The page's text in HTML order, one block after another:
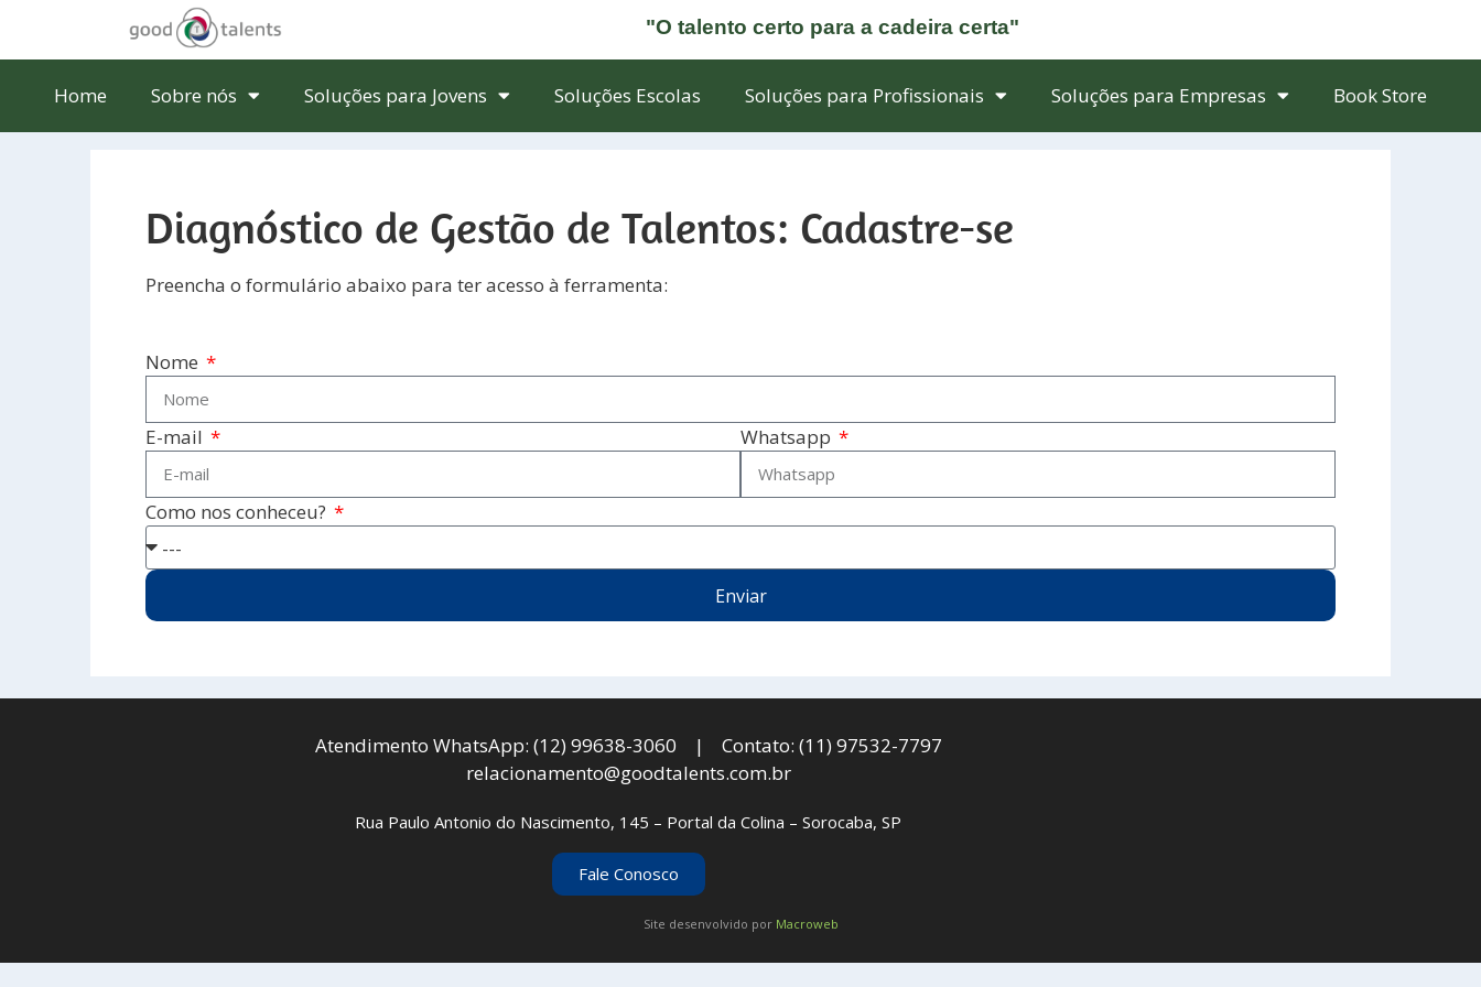
"O talento certo para a cadeira certa"
Home Sobre nós Soluções para Jovens Soluções Escolas Soluções para Profissionais Soluções para Empresas Book Store
Diagnóstico de Gestão de Talentos: Cadastre-se
Preencha o formulário abaixo para ter acesso à ferramenta:
Nome
E-mail Whatsapp
Como nos conheceu?
Enviar
Atendimento WhatsApp: (12) 99638-3060 | Contato: (11) 97532-7797
relacionamento@goodtalents.com.br
Rua Paulo Antonio do Nascimento, 145 – Portal da Colina – Sorocaba, SP
Fale Conosco
Site desenvolvido por Macroweb